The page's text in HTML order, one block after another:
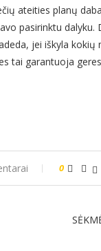
ateities planų
pasirinktu
jei iškyla kokių
tai garantuoja
0